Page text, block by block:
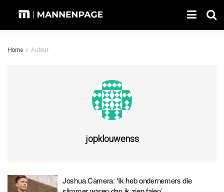
Home Auteur
jopklouwenss
Joshua Camera: ‘Ik heb ondernemers die